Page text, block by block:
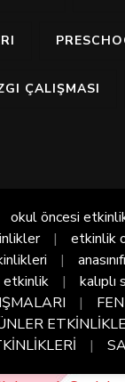
ÇALIŞMASI
okul öncesi
etkinlik
anasınıfı
etkinlik